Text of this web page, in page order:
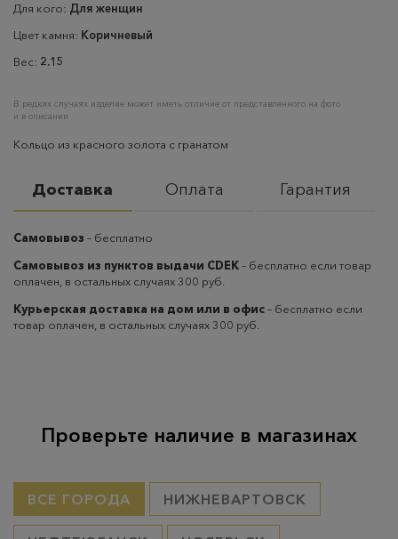
Для кого: Для женщин
Цвет камня: Коричневый
Вес: 2.15
В редких случаях изделие может иметь отличие от представленного на фото
и в описании
Кольцо из красного золота с гранатом
Доставка Оплата Гарантия
Самовывоз – бесплатно
Самовывоз из пунктов выдачи CDEK– бесплатно если товар
оплачен, в остальных случаях 300 руб.
Курьерская доставка на дом или в офис– бесплатно если
товар оплачен, в остальных случаях 300 руб.
Проверьте наличие в магазинах
ВСЕ ГОРОДА НИЖНЕВАРТОВСК